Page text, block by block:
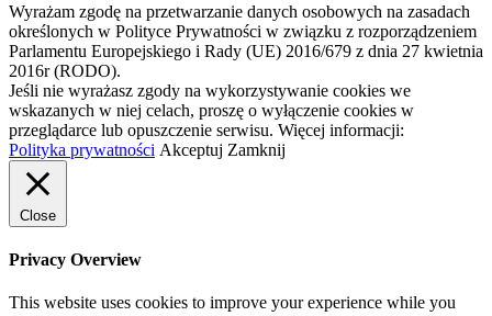
Wyrażam zgodę na przetwarzanie danych osobowych na zasadach
określonych w Polityce Prywatności w związku z rozporządzeniem
Parlamentu Europejskiego i Rady (UE) 2016/679 z dnia 27 kwietnia
2016r (RODO).
Jeśli nie wyrażasz zgody na wykorzystywanie cookies we
wskazanych w niej celach, proszę o wyłączenie cookies w
przeglądarce lub opuszczenie serwisu. Więcej informacji:
Polityka prywatności Akceptuj Zamknij
Close
Privacy Overview
This website uses cookies to improve your experience while you